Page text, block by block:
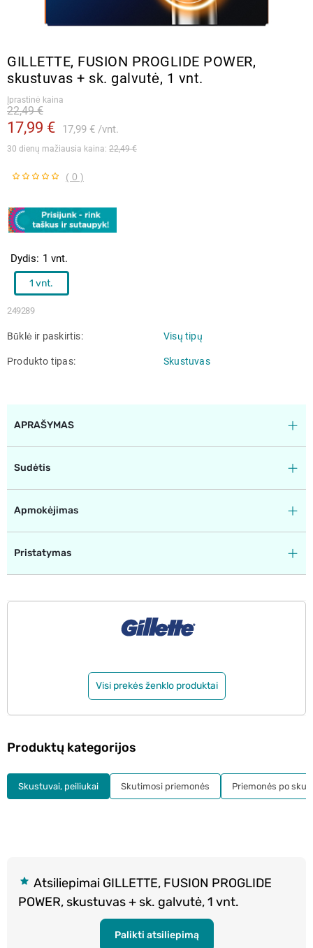
GILLETTE, FUSION PROGLIDE POWER,
skustuvas + sk. galvutė, 1 vnt.
Įprastinė kaina
17,99 € 17,99 € vnt.
22,49 €
30 dienų mažiausia kaina: 22,49 €
( 0 )
249289
Dydis 1 vnt.
1 vnt.
Būklė ir paskirtis Visų tipų
Produkto tipas Skustuvas
APRAŠYMAS
Sudėtis
Apmokėjimas
Pristatymas
Visi prekės ženklo produktai
Atsiliepimai GILLETTE, FUSION PROGLIDE
POWER, skustuvas + sk. galvutė, 1 vnt.
Palikti atsiliepimą
Produktų kategorijos
Skustuvai, peiliukai Skutimosi priemonės Priemonės po